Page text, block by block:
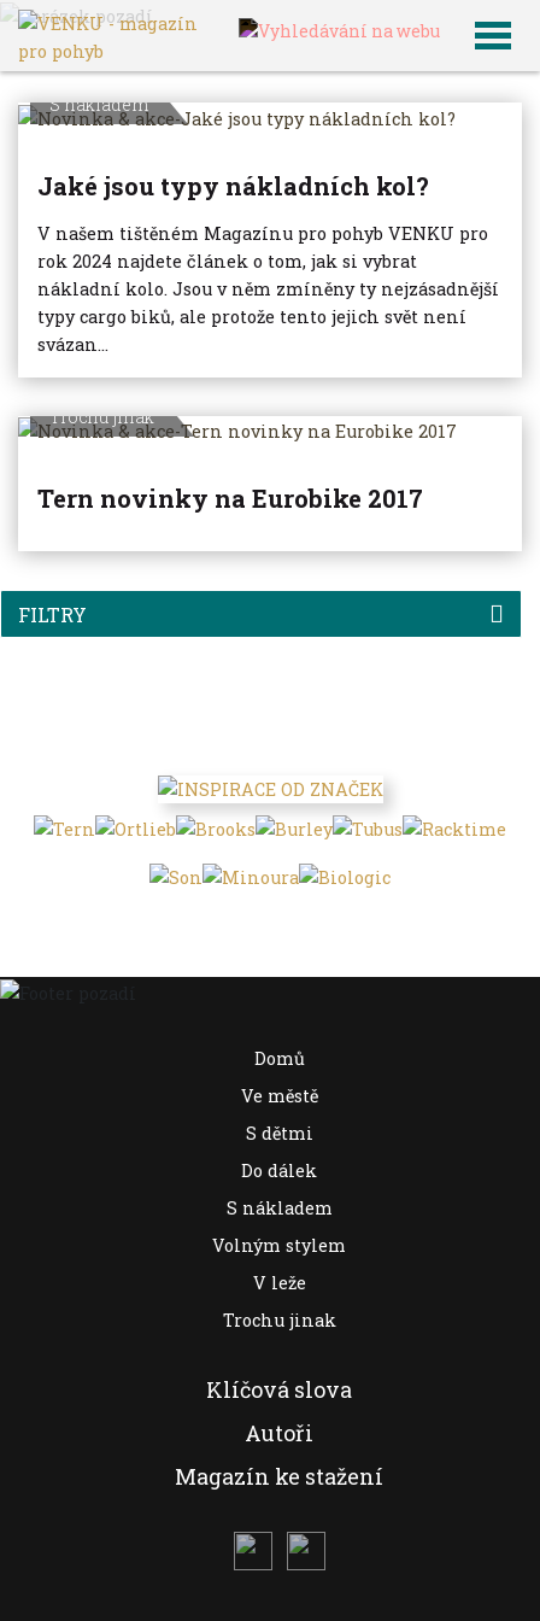
VENKU Archiv článků
FILTRY
S nákladem
Jaké jsou typy nákladních kol?
V našem tištěném Magazínu pro pohyb VENKU pro
rok 2024 najdete článek o tom, jak si vybrat
nákladní kolo. Jsou v něm zmíněny ty nejzásadnější
typy cargo biků, ale protože tento jejich svět není
svázan...
Trochu jinak
Tern novinky na Eurobike 2017
Domů
Ve městě
S dětmi
Do dálek
S nákladem
Volným stylem
V leže
Trochu jinak
Klíčová slova
Autoři
Magazín ke stažení